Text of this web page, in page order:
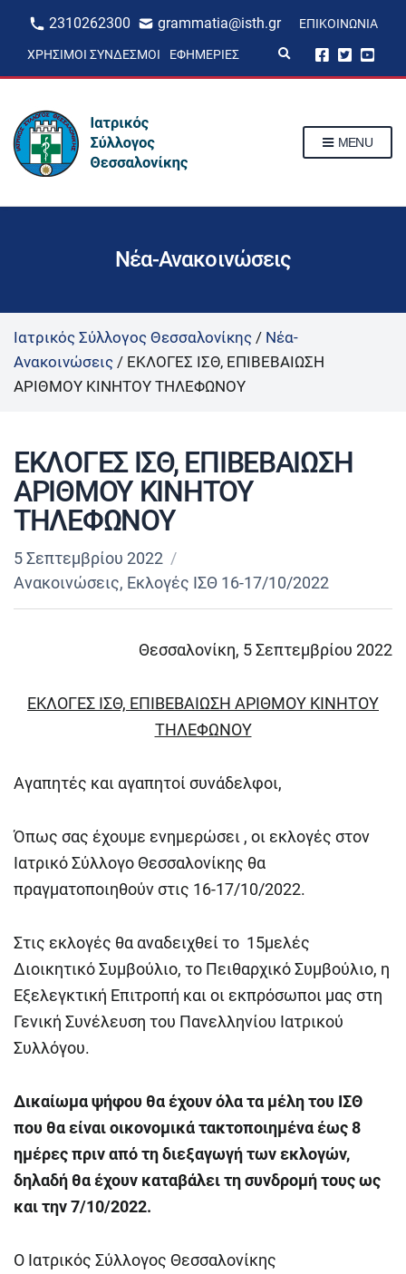
2310262300 grammatia@isth.gr ΕΠΙΚΟΙΝΩΝΊΑ
ΧΡΉΣΙΜΟΙ ΣΎΝΔΕΣΜΟΙ ΕΦΗΜΕΡΊΕΣ
p
m
MENU
Νέα-Ανακοινώσεις
Ιατρικός Σύλλογος Θεσσαλονίκης / Νέα-
Ανακοινώσεις / ΕΚΛΟΓΕΣ ΙΣΘ, ΕΠΙΒΕΒΑΙΩΣΗ
ΑΡΙΘΜΟΥ ΚΙΝΗΤΟΥ ΤΗΛΕΦΩΝΟΥ
ΕΚΛΟΓΕΣ ΙΣΘ, ΕΠΙΒΕΒΑΙΩΣΗ
ΑΡΙΘΜΟΥ ΚΙΝΗΤΟΥ
ΤΗΛΕΦΩΝΟΥ
5 Σεπτεμβρίου 2022
Ανακοινώσεις, Εκλογές ΙΣΘ 16-17/10/2022
Θεσσαλονίκη, 5 Σεπτεμβρίου 2022
ΕΚΛΟΓΕΣ ΙΣΘ, ΕΠΙΒΕΒΑΙΩΣΗ ΑΡΙΘΜΟΥ ΚΙΝΗΤΟΥ
ΤΗΛΕΦΩΝΟΥ
Αγαπητές και αγαπητοί συνάδελφοι,
Όπως σας έχουμε ενημερώσει , οι εκλογές στον
Ιατρικό Σύλλογο Θεσσαλονίκης θα
πραγματοποιηθούν στις 16-17/10/2022.
Στις εκλογές θα αναδειχθεί το 15μελές
Διοικητικό Συμβούλιο, το Πειθαρχικό Συμβούλιο, η
Εξελεγκτική Επιτροπή και οι εκπρόσωποι μας στη
Γενική Συνέλευση του Πανελληνίου Ιατρικού
Συλλόγου.
Δικαίωμα ψήφου θα έχουν όλα τα μέλη του ΙΣΘ
που θα είναι οικονομικά τακτοποιημένα έως 8
ημέρες πριν από τη διεξαγωγή των εκλογών,
δηλαδή θα έχουν καταβάλει τη συνδρομή τους ως
και την 7/10/2022.
Ο Ιατρικός Σύλλογος Θεσσαλονίκης